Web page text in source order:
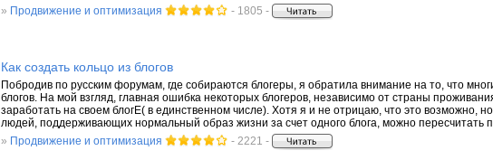
» Продвижение и оптимизация - 1805 -
Как создать кольцо из блогов
Побродив по русским форумам, где собираются блогеры, я обратила внимание на то, что
блогов. На мой взгляд, главная ошибка некоторых блогеров, независимо от страны
заработать на своем блогЕ( в единственном числе). Хотя я и не отрицаю, что это возможно,
людей, поддерживающих нормальный образ жизни за счет одного блога, можно пересчитать
» Продвижение и оптимизация - 2221 -